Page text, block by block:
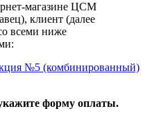
магазине ЦСМ
клиент (далее
всеми ниже
№5 (комбинированный)
форму оплаты.